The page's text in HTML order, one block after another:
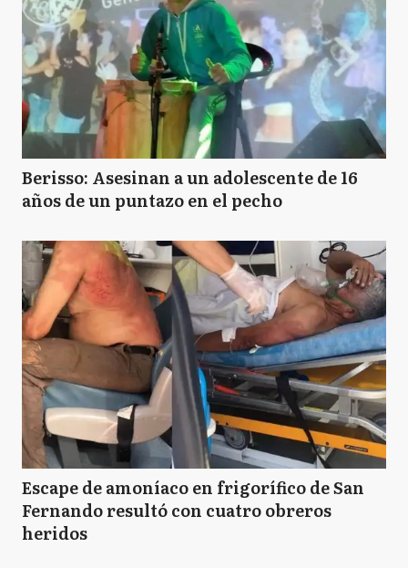
Berisso: Asesinan a un adolescente de 16
años de un puntazo en el pecho
Escape de amoníaco en frigorífico de San
Fernando resultó con cuatro obreros
heridos